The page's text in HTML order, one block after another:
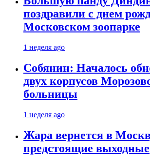
поздравили с днем
Московском зоопарке
1 неделя ago
Собянин: Началось
двух корпусов
больницы
1 неделя ago
Жара вернется в
предстоящие выходные